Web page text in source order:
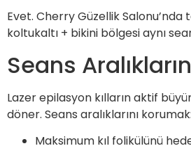
Evet. Cherry Güzellik
koltukaltı + bikini bölgesi aynı
Seans
Lazer epilasyon kılların aktif
döner. Seans aralıklarını korumak:
Maksimum kıl folikülünü